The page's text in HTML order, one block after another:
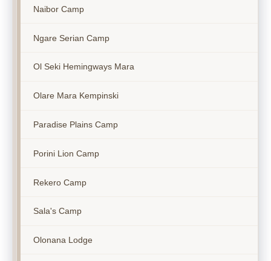
Naibor Camp
Ngare Serian Camp
Ol Seki Hemingways Mara
Olare Mara Kempinski
Paradise Plains Camp
Porini Lion Camp
Rekero Camp
Sala's Camp
Olonana Lodge